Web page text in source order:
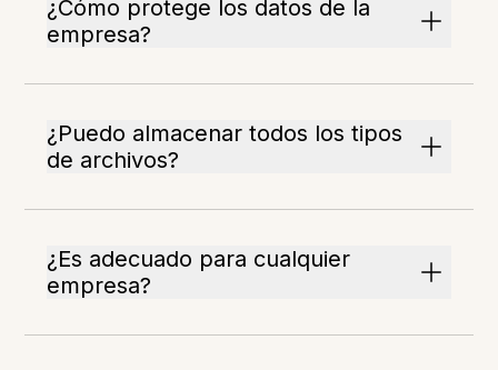
¿Cómo protege los datos de la
empresa?
¿Puedo almacenar todos los tipos
de archivos?
¿Es adecuado para cualquier
empresa?